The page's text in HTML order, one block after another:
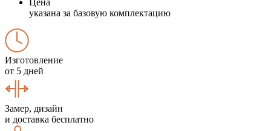
указана за базовую комплектацию
Изготовление
от 5 дней
Замер, дизайн
и доставка бесплатно